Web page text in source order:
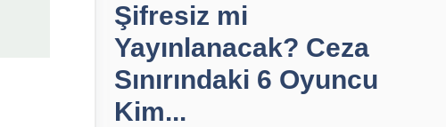
Şifresiz mi
Yayınlanacak? Ceza
Sınırındaki 6 Oyuncu
Kim...